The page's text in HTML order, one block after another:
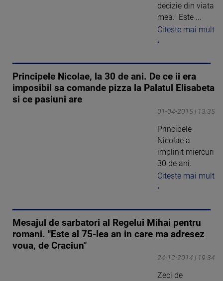
decizie din viata
mea." Este ...
Citeste mai mult
›
Principele Nicolae, la 30 de ani. De ce ii era
imposibil sa comande pizza la Palatul Elisabeta
si ce pasiuni are
01-04-2015 | 13:35
Principele
Nicolae a
implinit miercuri
30 de ani.
Citeste mai mult
›
Mesajul de sarbatori al Regelui Mihai pentru
romani. "Este al 75-lea an in care ma adresez
voua, de Craciun"
24-12-2014 | 19:34
Zeci de